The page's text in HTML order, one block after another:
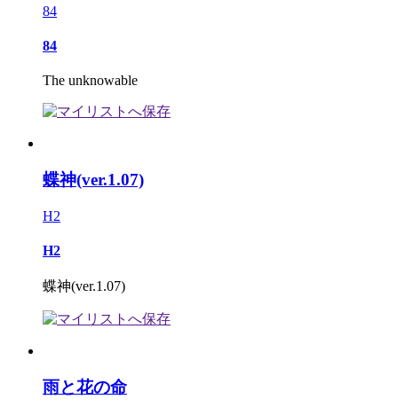
84
84
The unknowable
蝶神(ver.1.07)
H2
H2
蝶神(ver.1.07)
雨と花の命